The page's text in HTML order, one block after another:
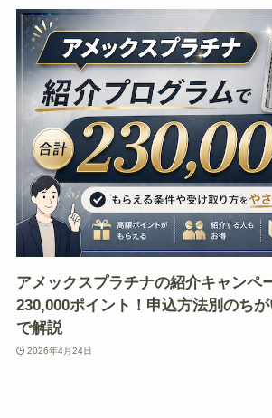
アメックスプラチナの紹介キャンペ
230,000ポイント！申込方法別のち
で解説
2026年4月24日